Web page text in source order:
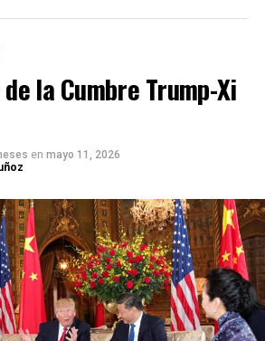
a Mozambique tras 40 años de
la Cumbre Trump-Xi
en mayo 11, 2026